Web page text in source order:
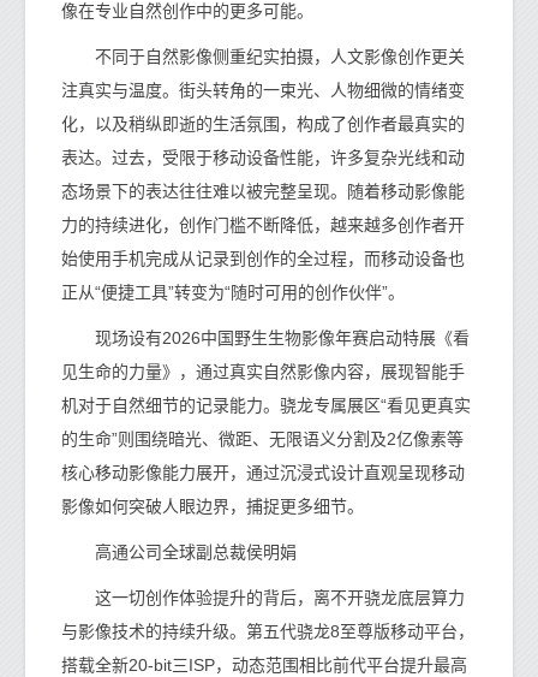
像在专业自然创作中的更多可能。
不同于自然影像侧重纪实拍摄，人文影像创作更关
注真实与温度。街头转角的一束光、人物细微的情绪变
化，以及稍纵即逝的生活氛围，构成了创作者最真实的
表达。过去，受限于移动设备性能，许多复杂光线和动
态场景下的表达往往难以被完整呈现。随着移动影像能
力的持续进化，创作门槛不断降低，越来越多创作者开
始使用手机完成从记录到创作的全过程，而移动设备也
正从“便捷工具”转变为“随时可用的创作伙伴”。
现场设有2026中国野生生物影像年赛启动特展《看
见生命的力量》，通过真实自然影像内容，展现智能手
机对于自然细节的记录能力。骁龙专属展区“看见更真实
的生命”则围绕暗光、微距、无限语义分割及2亿像素等
核心移动影像能力展开，通过沉浸式设计直观呈现移动
影像如何突破人眼边界，捕捉更多细节。
高通公司全球副总裁侯明娟
这一切创作体验提升的背后，离不开骁龙底层算力
与影像技术的持续升级。第五代骁龙8至尊版移动平台，
搭载全新20-bit三ISP，动态范围相比前代平台提升最高